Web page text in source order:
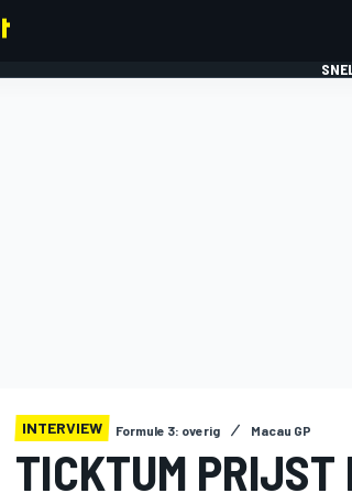
INTERVIEW Formule 3: overig Macau GP
TICKTUM PRIJST